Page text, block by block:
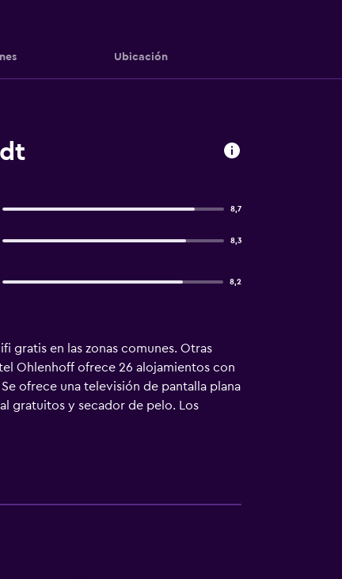
Ubicación
8,7
8,3
8,2
gratis en las zonas comunes. Otras
Ohlenhoff ofrece 26 alojamientos con
ofrece una televisión de pantalla plana
gratuitos y secador de pelo. Los
también incluyen botella de agua
plancha. Se ofrece servicio de